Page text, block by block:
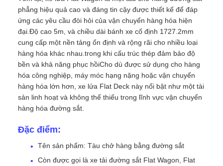
phẳng hiệu quả cao và đáng tin cậy được thiết kế để đáp
ứng các yêu cầu đòi hỏi của vận chuyển hàng hóa hiện
đại.Độ cao 5m, và chiều dài bánh xe cố định 1727.2mm
cung cấp một nền tảng ổn định và rộng rãi cho nhiều loại
hàng hóa khác nhau.trong khi cấu trúc thép đảm bảo độ
bền và khả năng phục hồiCho dù được sử dụng cho hàng
hóa công nghiệp, máy móc hạng nặng hoặc vận chuyển
hàng hóa lớn hơn, xe lửa Flat Deck này nổi bật như một tài
sản linh hoạt và không thể thiếu trong lĩnh vực vận chuyển
hàng hóa đường sắt.
Đặc điểm:
Tên sản phẩm: Tàu chở hàng bằng đường sắt
Còn được gọi là xe tải đường sắt Flat Wagon, Flat